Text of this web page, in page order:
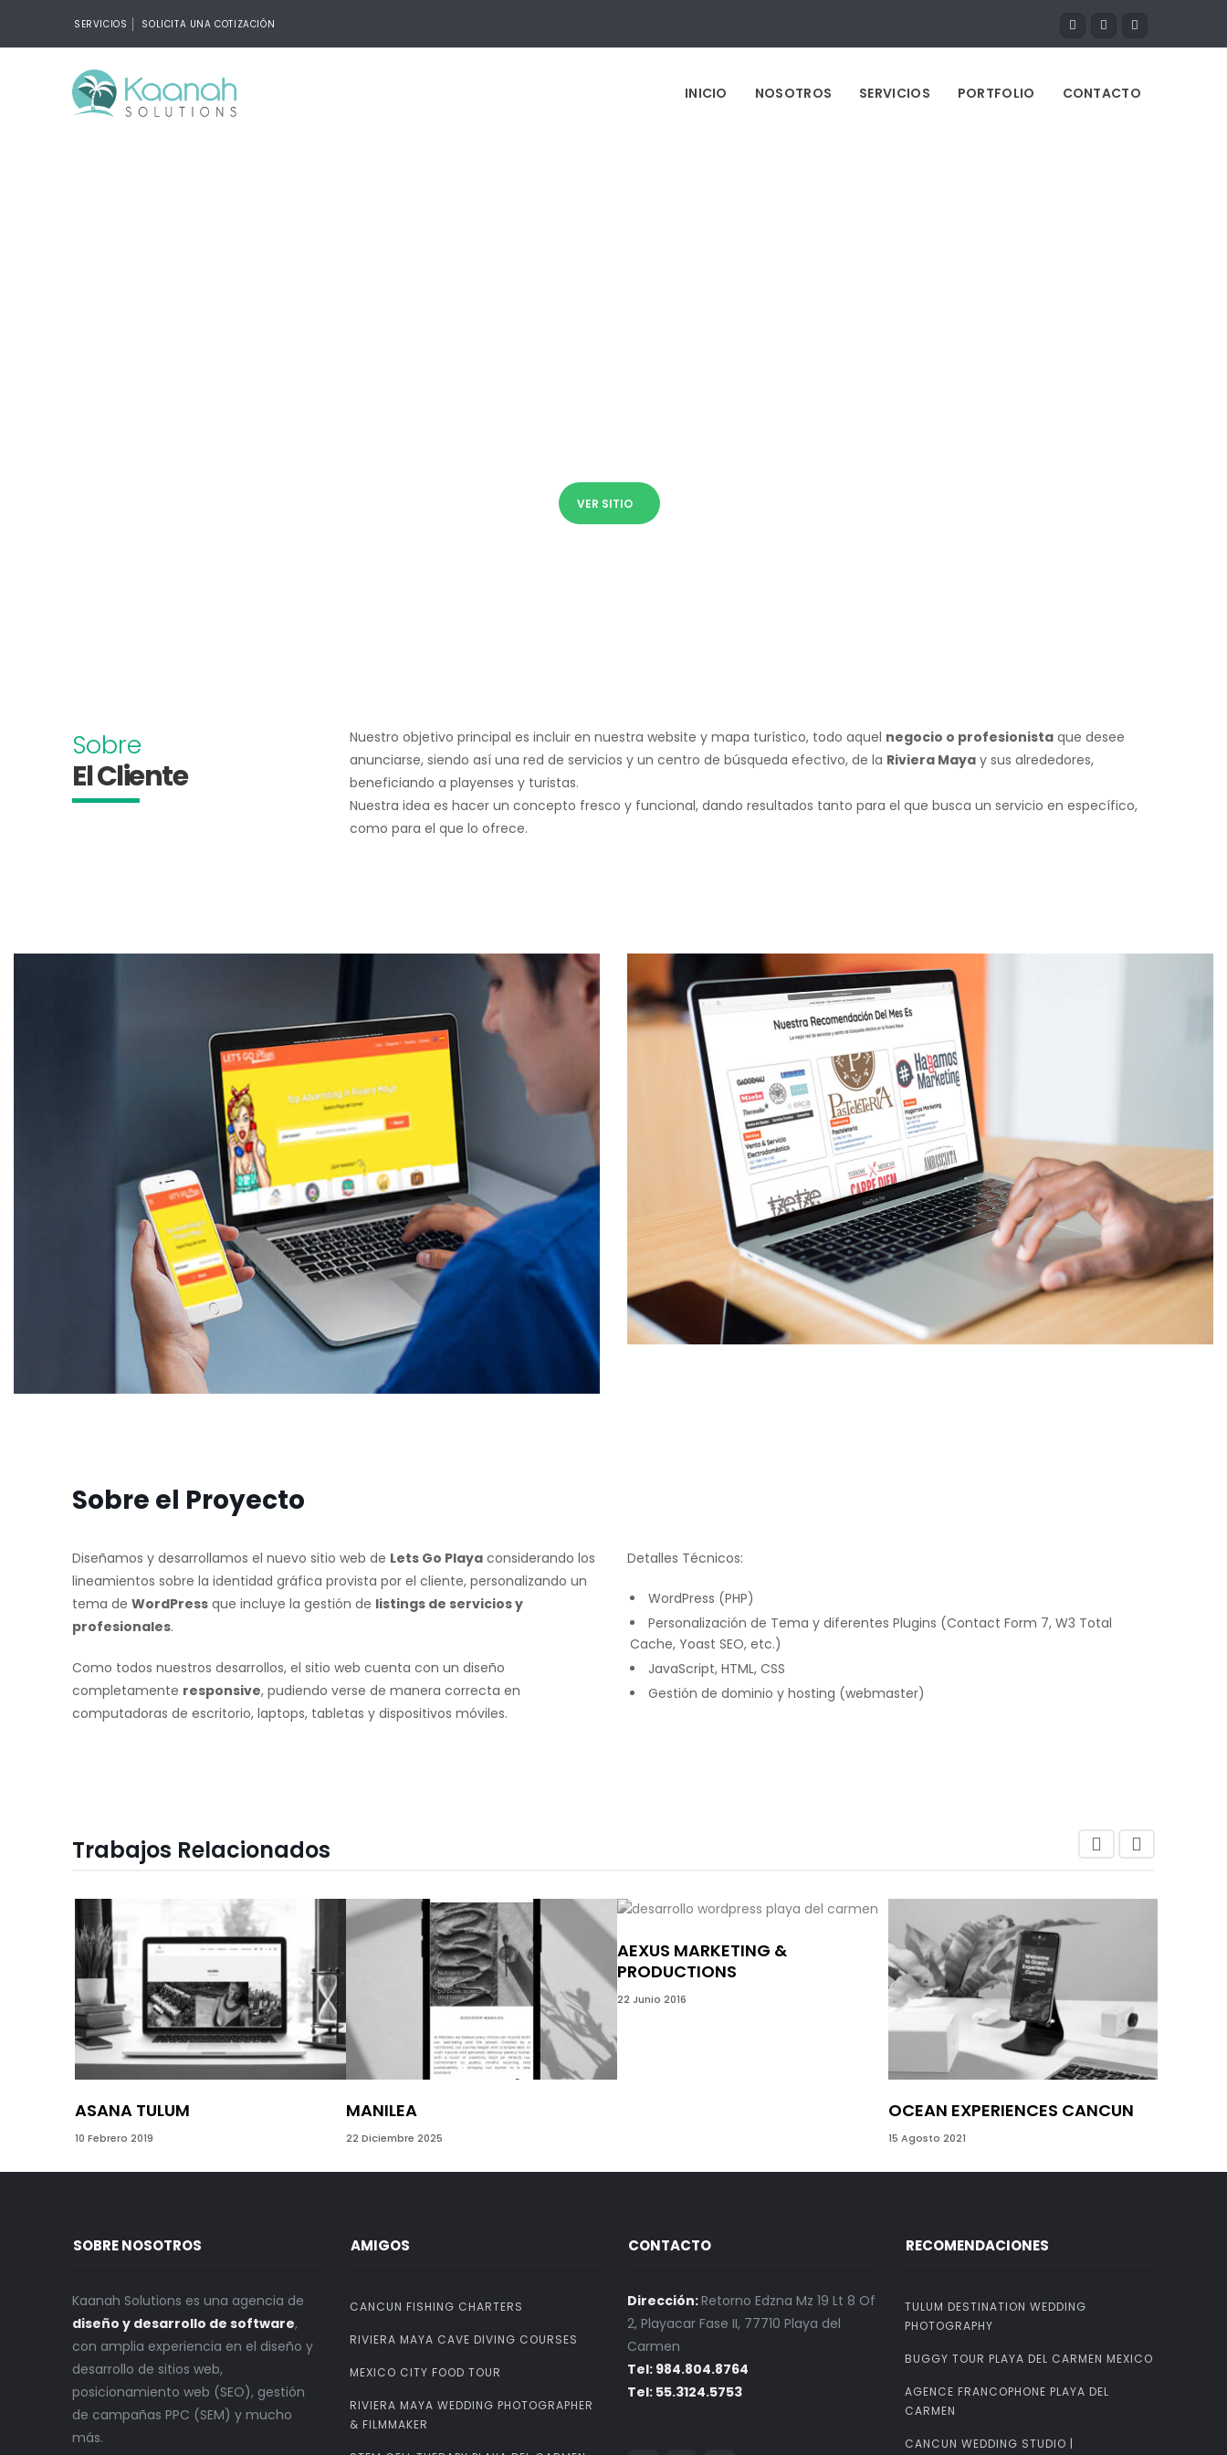
SERVICIOS SOLICITA UNA COTIZACIÓN
INICIO NOSOTROS SERVICIOS PORTFOLIO CONTACTO
VER SITIO
Sobre
El Cliente
Nuestro objetivo principal es incluir en nuestra website y mapa turístico, todo aquel negocio o profesionista que desee
anunciarse, siendo así una red de servicios y un centro de búsqueda efectivo, de la Riviera Maya y sus alrededores,
beneficiando a playenses y turistas.
Nuestra idea es hacer un concepto fresco y funcional, dando resultados tanto para el que busca un servicio en específico,
como para el que lo ofrece.
Sobre el Proyecto
Diseñamos y desarrollamos el nuevo sitio web de Lets Go Playa considerando los
lineamientos sobre la identidad gráfica provista por el cliente, personalizando un
tema de WordPress que incluye la gestión de listings de servicios y
profesionales.
Como todos nuestros desarrollos, el sitio web cuenta con un diseño
completamente responsive, pudiendo verse de manera correcta en
computadoras de escritorio, laptops, tabletas y dispositivos móviles.
Detalles Técnicos:
WordPress (PHP)
Personalización de Tema y diferentes Plugins (Contact Form 7, W3 Total
Cache, Yoast SEO, etc.)
JavaScript, HTML, CSS
Gestión de dominio y hosting (webmaster)
Trabajos Relacionados
ASANA TULUM
10 Febrero 2019
MANILEA
22 Diciembre 2025
AEXUS MARKETING &
PRODUCTIONS
22 Junio 2016
OCEAN EXPERIENCES CANCUN
15 Agosto 2021
SOBRE NOSOTROS
Kaanah Solutions es una agencia de
diseño y desarrollo de software,
con amplia experiencia en el diseño y
desarrollo de sitios web,
posicionamiento web (SEO), gestión
de campañas PPC (SEM) y mucho
más.
AMIGOS
CANCUN FISHING CHARTERS
RIVIERA MAYA CAVE DIVING COURSES
MEXICO CITY FOOD TOUR
RIVIERA MAYA WEDDING PHOTOGRAPHER
& FILMMAKER
CONTACTO
Dirección:Retorno Edzna Mz 19 Lt 8 Of
2, Playacar Fase II, 77710 Playa del
Carmen
Tel: 984.804.8764
Tel: 55.3124.5753
RECOMENDACIONES
TULUM DESTINATION WEDDING
PHOTOGRAPHY
BUGGY TOUR PLAYA DEL CARMEN MEXICO
AGENCE FRANCOPHONE PLAYA DEL
CARMEN
CANCUN WEDDING STUDIO |